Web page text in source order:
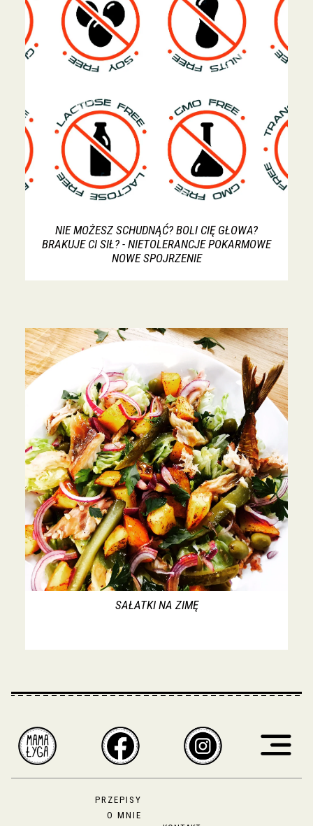
NIE MOŻESZ SCHUDNĄĆ? BOLI CIĘ GŁOWA?
BRAKUJE CI SIŁ? - NIETOLERANCJE POKARMOWE
NOWE SPOJRZENIE
SAŁATKI NA ZIMĘ
PRZEPISY
O MNIE